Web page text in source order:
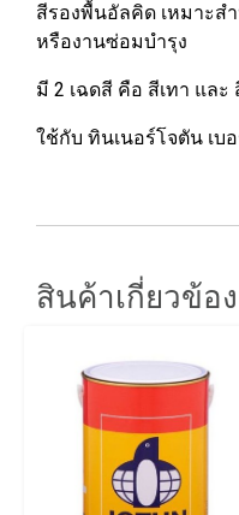
สีรองพื้นอัลคิด เหมาะส
หรืองานซ่อมบำรุง
มี 2 เฉดสี คือ สีเทา และ
ใช้กับ ทินเนอร์โจตัน เบ
สินค้าเกี่ยวข้อง